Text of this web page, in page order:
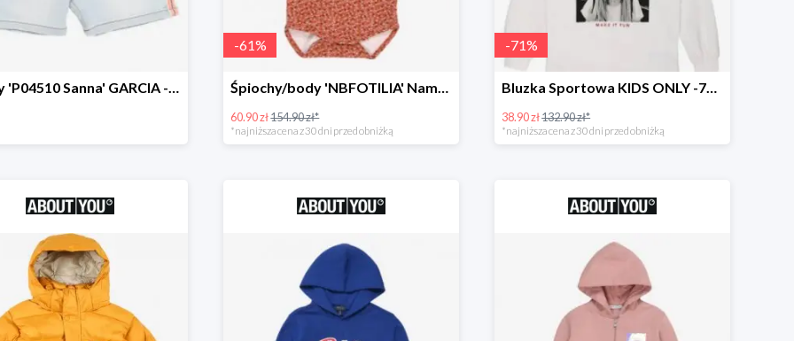
Jeansy 'P04510 Sanna' GARCIA -69%
-61%
Śpiochy/body 'NBFOTILIA' Name It -62%
60.90 zł154.90 zł*
*najniższa cena z 30 dni przed obniżką
-71%
Bluzka Sportowa KIDS ONLY -71%
38.90 zł132.90 zł*
*najniższa cena z 30 dni przed obniżką